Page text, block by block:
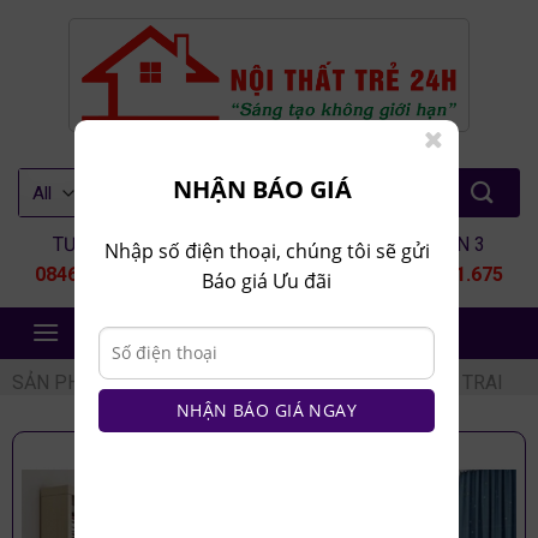
TƯ VẤN 1
0846.80.9999
TƯ VẤN 2
0935.435.286
TƯ VẤN 3
0964.651.675
NỘI THẤT TRẺ 24H
SẢN PHẨM / NỘI THẤT TRẺ EM / PHÒNG NGỦ BÉ TRAI
NHẬN BÁO GIÁ
Nhập số điện thoại, chúng tôi sẽ gửi
Báo giá Ưu đãi
NHẬN BÁO GIÁ NGAY